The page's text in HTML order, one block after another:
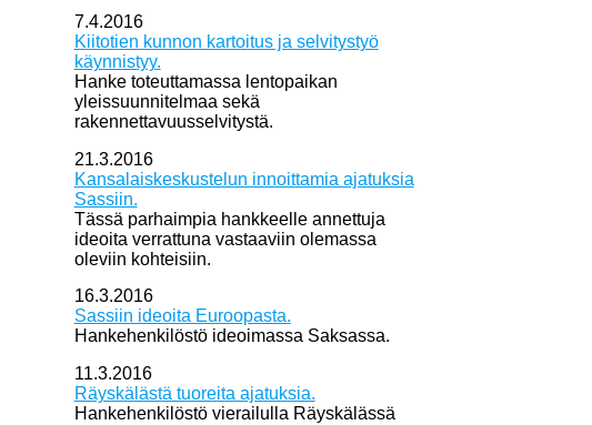
7.4.2016
Kiitotien kunnon kartoitus ja selvitystyö
käynnistyy.
Hanke toteuttamassa lentopaikan
yleissuunnitelmaa sekä
rakennettavuusselvitystä.
21.3.2016
Kansalaiskeskustelun innoittamia ajatuksia
Sassiin.
Tässä parhaimpia hankkeelle annettuja
ideoita verrattuna vastaaviin olemassa
oleviin kohteisiin.
16.3.2016
Sassiin ideoita Euroopasta.
Hankehenkilöstö ideoimassa Saksassa.
11.3.2016
Räyskälästä tuoreita ajatuksia.
Hankehenkilöstö vierailulla Räyskälässä